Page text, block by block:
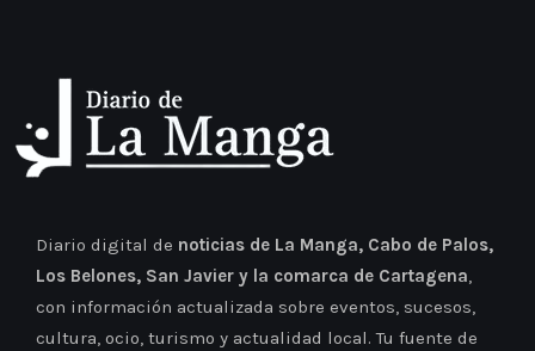
Diario digital de noticias de La Manga, Cabo de Palos,
Los Belones, San Javier y la comarca de Cartagena,
con información actualizada sobre eventos, sucesos,
cultura, ocio, turismo y actualidad local. Tu fuente de